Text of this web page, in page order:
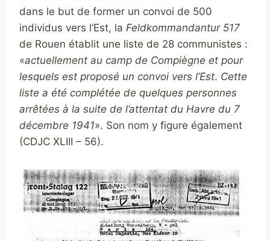
dans le but de former un convoi de 500
individus vers l’Est, la Feldkommandantur 517
de Rouen établit une liste de 28 communistes :
«actuellement au camp de Compiègne et pour
lesquels est proposé un convoi vers l’Est. Cette
liste a été complétée de quelques personnes
arrêtées à la suite de l’attentat du Havre du 7
décembre 1941». Son nom y figure également
(CDJC XLIII – 56).